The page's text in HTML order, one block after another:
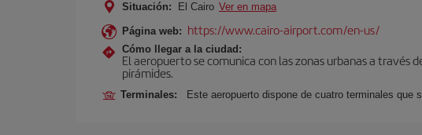
Situación: El Cairo Ver en mapa
Página web: https://www.cairo-airport.com/en-us/
Cómo llegar a la ciudad:
El aeropuerto se comunica con las zonas urbanas a
pirámides.
Terminales: Este aeropuerto dispone de cuatro terminales